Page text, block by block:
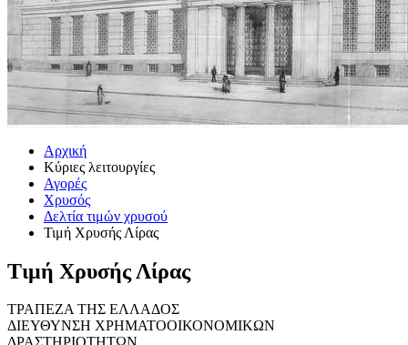
Αρχική
Κύριες λειτουργίες
Αγορές
Χρυσός
Δελτία τιμών χρυσού
Τιμή Χρυσής Λίρας
Τιμή Χρυσής Λίρας
ΤΡΑΠΕΖΑ ΤΗΣ ΕΛΛΑΔΟΣ
ΔΙΕΥΘΥΝΣΗ ΧΡΗΜΑΤΟΟΙΚΟΝΟΜΙΚΩΝ